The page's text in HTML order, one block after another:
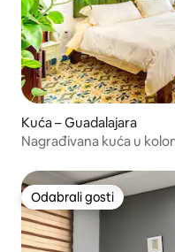
Kuća – Guadalajara
Nagrađivana kuća u
Odabrali gosti
Odabrali gosti